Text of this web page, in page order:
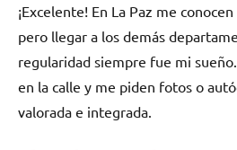
¡Excelente! En La Paz me
pero llegar a los demás
regularidad siempre fue mi
en la calle y me piden fotos o
valorada e integrada.